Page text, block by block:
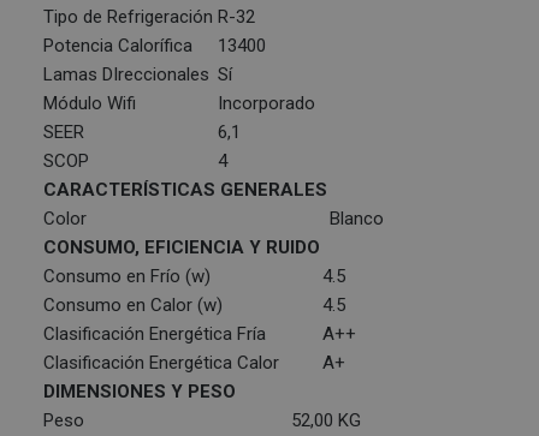
Tipo de Refrigeración R-32
Potencia Calorífica
13400
Lamas DIreccionales Sí
Módulo Wifi
Incorporado
SEER
6,1
SCOP
4
CARACTERÍSTICAS GENERALES
Color
Blanco
CONSUMO, EFICIENCIA Y RUIDO
Consumo en Frío (w)
4.5
Consumo en Calor (w)
4.5
Clasificación Energética Fría
A++
Clasificación Energética Calor
A+
DIMENSIONES Y PESO
Peso
52,00 KG